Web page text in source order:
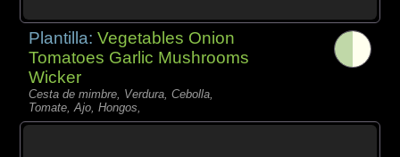
Plantilla:Vegetables Onion
Tomatoes Garlic Mushrooms
Wicker
Cesta de mimbre, Verdura, Cebolla,
Tomate, Ajo, Hongos,